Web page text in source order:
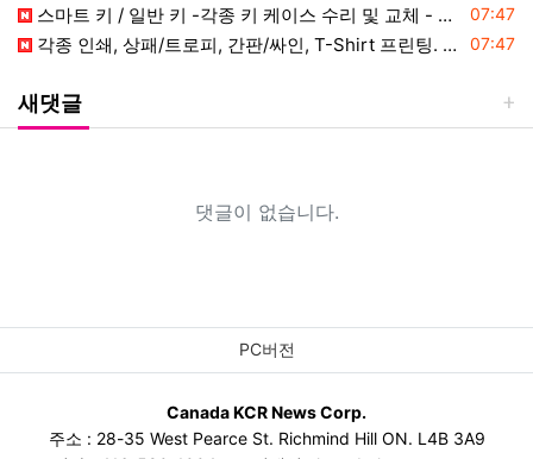
등록일
07:47
스마트 키 / 일반 키 -각종 키 케이스 수리 및 교체 - 핸드폰 키(스
등록일
07:47
각종 인쇄, 상패/트로피, 간판/싸인, T-Shirt 프린팅. 명함, 전
새댓글
댓글이 없습니다.
PC버전
Canada KCR News Corp.
주소 : 28-35 West Pearce St. Richmind Hill ON. L4B 3A9